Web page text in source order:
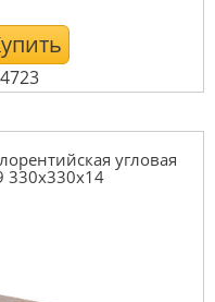
угловая
330x330x14